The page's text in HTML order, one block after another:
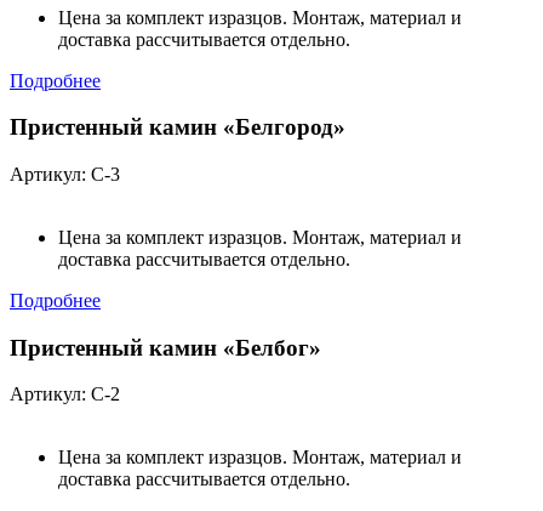
Цена за комплект изразцов. Монтаж, материал и
доставка рассчитывается отдельно.
Подробнее
Пристенный камин «Белгород»
Артикул: С-3
Цена за комплект изразцов. Монтаж, материал и
доставка рассчитывается отдельно.
Подробнее
Пристенный камин «Белбог»
Артикул: С-2
Цена за комплект изразцов. Монтаж, материал и
доставка рассчитывается отдельно.